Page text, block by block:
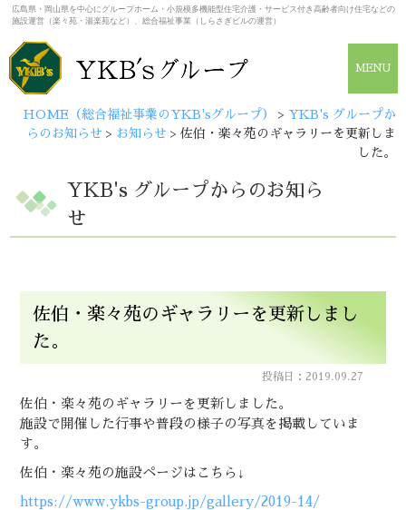
広島県・岡山県を中心にグループホーム・小規模多機能型住宅介護・サービス付き高齢者向け住宅などの
施設運営（楽々苑・湯楽苑など）、総合福祉事業（しらさぎビルの運営）
MENU
HOME（総合福祉事業のYKB'sグループ） > YKB's グループか
らのお知らせ > お知らせ > 佐伯・楽々苑のギャラリーを更新しま
した。
YKB's グループからのお知ら
せ
佐伯・楽々苑のギャラリーを更新しまし
た。
投稿日：2019.09.27
佐伯・楽々苑のギャラリーを更新しました。
施設で開催した行事や普段の様子の写真を掲載していま
す。
佐伯・楽々苑の施設ページはこちら↓
https://www.ykbs-group.jp/gallery/2019-14/